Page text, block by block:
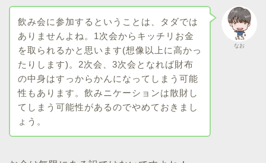
なお
飲み会に参加するということは、タダでは
ありませんよね。1次会からキッチリお金
を取られるかと思います(想像以上に高かっ
たりします)。2次会、3次会となれば財布
の中身はすっからかんになってしまう可能
性もあります。飲みニケーションは散財し
てしまう可能性があるのでやめておきまし
ょう。